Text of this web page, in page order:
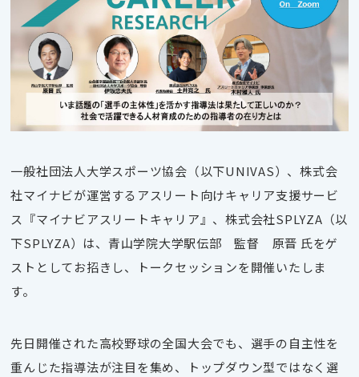
一般社団法人大学スポーツ協会（以下UNIVAS）、株式会
社マイナビが運営するアスリート向けキャリア支援サービ
ス『マイナビアスリートキャリア』、株式会社SPLYZA（以
下SPLYZA）は、青山学院大学駅伝部 監督 原晋 氏をゲ
ストとしてお招きし、トークセッションを開催いたしま
す。
先日開催された高校野球の全国大会でも、選手の自主性を
重んじた指導法が注目を集め、トップダウン型ではなく選